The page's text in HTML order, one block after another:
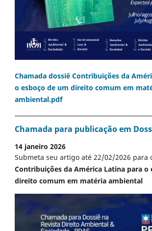
Chamada dossiê Contribuições da
o esboço de um direito comum em
ambiental.pdf
Chamada para publicação em
14 janeiro 2026
Submeta seu artigo até 22/02/2026 para
Contribuições da América Latina para o
direito comum em matéria ambiental